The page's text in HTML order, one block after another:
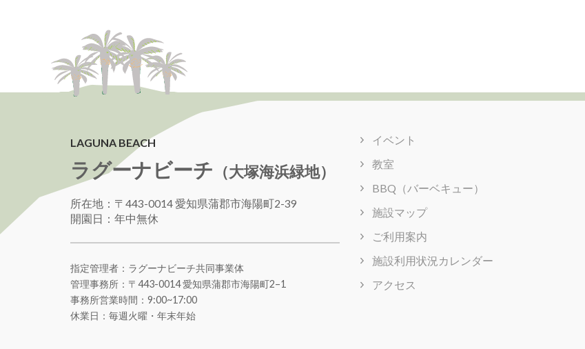
LAGUNA BEACH
ラグーナビーチ （大塚海浜緑地）
所在地：〒443-0014 愛知県蒲郡市海陽町2-39
開園日：年中無休
指定管理者：ラグーナビーチ共同事業体
管理事務所：〒443-0014 愛知県蒲郡市海陽町2–1
事務所営業時間：9:00~17:00
休業日：毎週火曜・年末年始
イベント
教室
BBQ（バーベキュー）
施設マップ
ご利用案内
施設利用状況カレンダー
アクセス